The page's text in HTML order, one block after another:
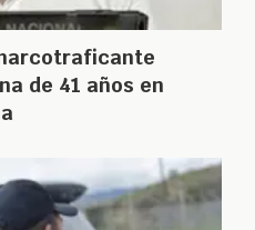
de 41 años en